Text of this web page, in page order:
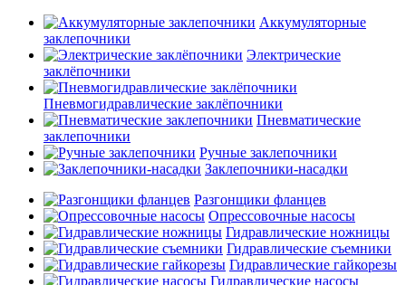
Аккумуляторные
заклепочники
Электрические
заклёпочники
Пневмогидравлические заклёпочники
Пневматические
заклепочники
Ручные заклепочники
Заклепочники-насадки
Разгонщики фланцев
Опрессовочные насосы
Гидравлические ножницы
Гидравлические съемники
Гидравлические гайкорезы
Гидравлические насосы